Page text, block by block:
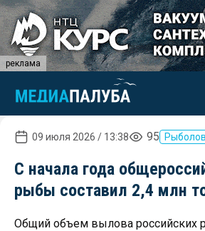
реклама
09 июля 2026 / 13:38 95
С начала года
рыбы составил 2,4 млн
Общий объем вылова российских